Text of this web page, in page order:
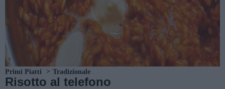
Primi Piatti Tradizionale
Risotto al telefono